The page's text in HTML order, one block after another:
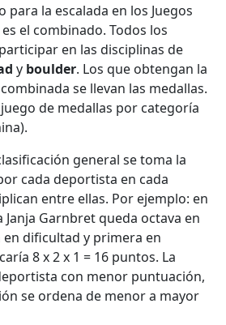
para la escalada en los Juegos
el combinado. Todos los
en las disciplinas de
y boulder. Los que obtengan la
se llevan las medallas.
de medallas por categoría
general se toma la
cada deportista en cada
entre ellas. Por ejemplo: en
Garnbret queda octava en
dificultad y primera en
8 x 2 x 1 = 16 puntos. La
con menor puntuación,
se ordena de menor a mayor